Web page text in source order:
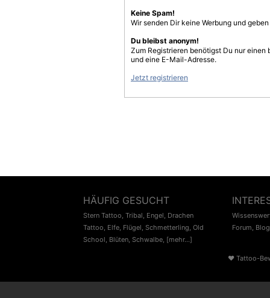
Keine Spam!
Wir senden Dir keine Werbung und
Du bleibst anonym!
Zum Registrieren benötigst Du nur einen
und eine E-Mail-Adresse.
Jetzt registrieren
HÄUFIG GESUCHT
Stern Tattoo, Tribal, Engel, Drachen
Tattoo, Elfe, Flügel, Schmetterling, Old
School, Blüten, Schwalbe, [mehr...]
Forum, Blog
♥ Tattoo-